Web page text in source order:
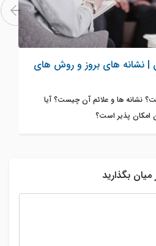
| نشانه های بروز و روش های
نشانه ها و علائم آن چیست؟ آیا
امکان پذیر است؟
میان بگذارید